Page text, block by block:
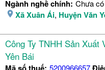
Ngành nghề chính: Chưa
Xã Xuân Ái, Huyện Văn
Công Ty TNHH Sản Xuất
Yên Bái
5200966657